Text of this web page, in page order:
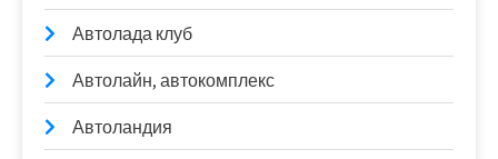
Автолада клуб
Автолайн, автокомплекс
Автоландия